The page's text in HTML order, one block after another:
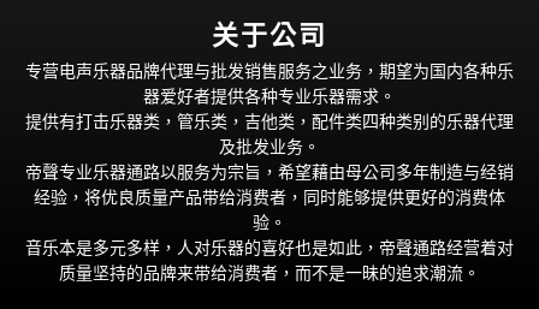
关于公司
专营电声乐器品牌代理与批发销售服务之业务，期望为国内各种乐
器爱好者提供各种专业乐器需求。
提供有打击乐器类，管乐类，吉他类，配件类四种类别的乐器代理
及批发业务。
帝聲专业乐器通路以服务为宗旨，希望藉由母公司多年制造与经销
经验，将优良质量产品带给消费者，同时能够提供更好的消费体
验。
音乐本是多元多样，人对乐器的喜好也是如此，帝聲通路经营着对
质量坚持的品牌来带给消费者，而不是一昧的追求潮流。